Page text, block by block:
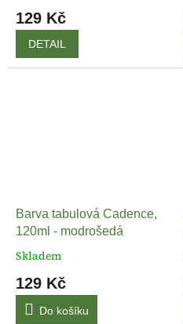
129 Kč
DETAIL
Barva tabulová Cadence,
120ml - modrošedá
Skladem
129 Kč
Do košíku